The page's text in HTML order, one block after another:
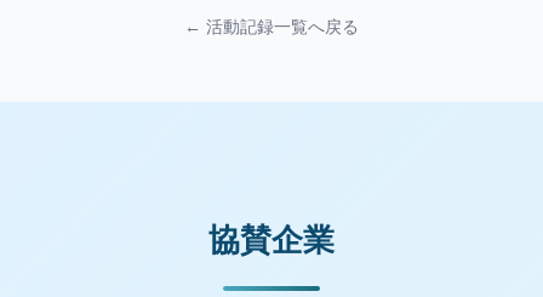
← 活動記録一覧へ戻る
協賛企業